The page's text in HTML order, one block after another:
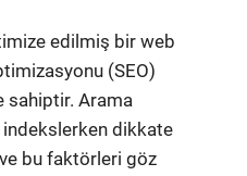
edilmiş bir web
(SEO)
sahiptir. Arama
indekslerken dikkate
ve bu faktörleri göz